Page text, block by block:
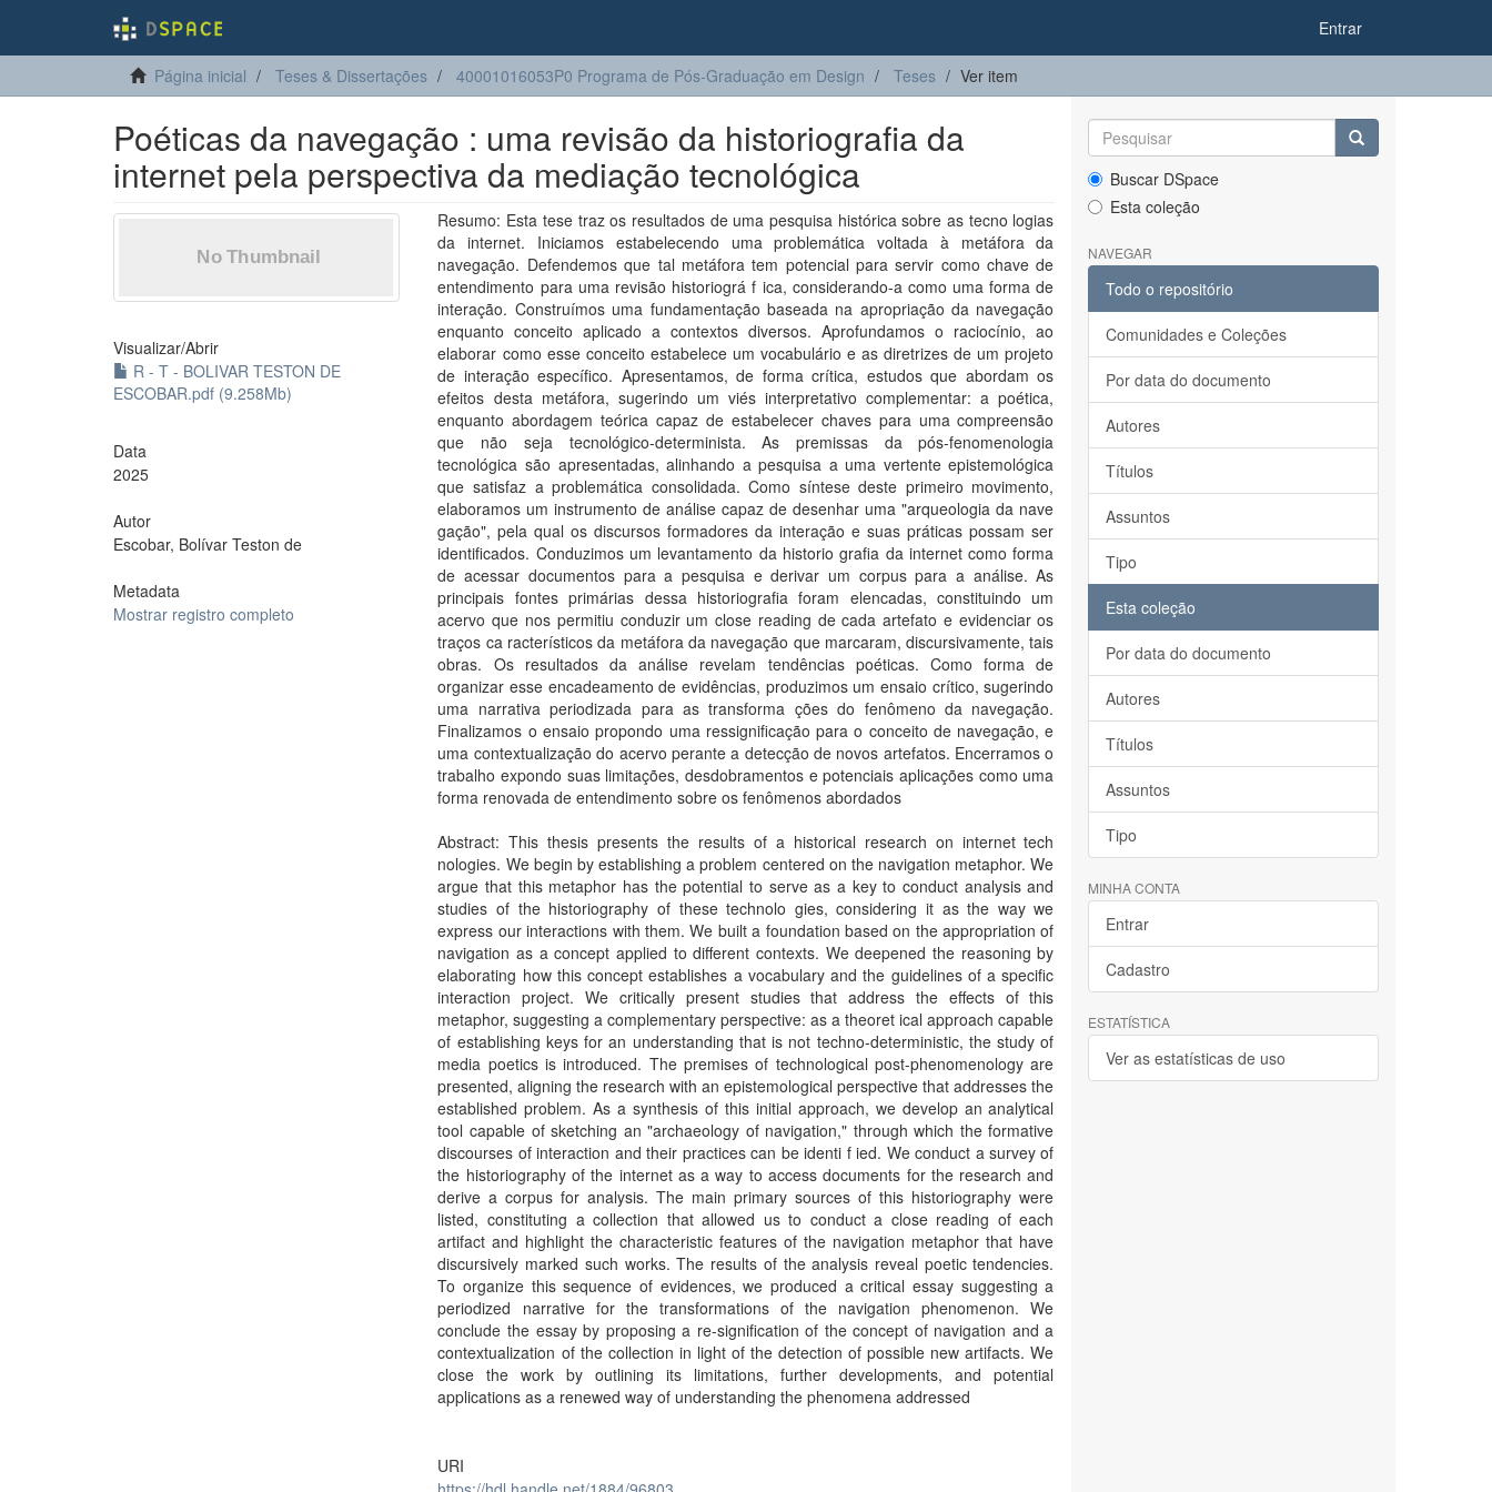
Entrar
Página inicial Teses & Dissertações 40001016053P0 Programa de Pós-Graduação em Design Teses Ver item
Poéticas da navegação : uma revisão da historiografia da
internet pela perspectiva da mediação tecnológica
Visualizar/Abrir
R - T - BOLIVAR TESTON DE
ESCOBAR.pdf (9.258Mb)
Data
2025
Autor
Escobar, Bolívar Teston de
Metadata
Mostrar registro completo
Resumo: Esta tese traz os resultados de uma pesquisa histórica sobre as tecno logias
da internet. Iniciamos estabelecendo uma problemática voltada à metáfora da
navegação. Defendemos que tal metáfora tem potencial para servir como chave de
entendimento para uma revisão historiográ f ica, considerando-a como uma forma de
interação. Construímos uma fundamentação baseada na apropriação da navegação
enquanto conceito aplicado a contextos diversos. Aprofundamos o raciocínio, ao
elaborar como esse conceito estabelece um vocabulário e as diretrizes de um projeto
de interação específico. Apresentamos, de forma crítica, estudos que abordam os
efeitos desta metáfora, sugerindo um viés interpretativo complementar: a poética,
enquanto abordagem teórica capaz de estabelecer chaves para uma compreensão
que não seja tecnológico-determinista. As premissas da pós-fenomenologia
tecnológica são apresentadas, alinhando a pesquisa a uma vertente epistemológica
que satisfaz a problemática consolidada. Como síntese deste primeiro movimento,
elaboramos um instrumento de análise capaz de desenhar uma "arqueologia da nave
gação", pela qual os discursos formadores da interação e suas práticas possam ser
identificados. Conduzimos um levantamento da historio grafia da internet como forma
de acessar documentos para a pesquisa e derivar um corpus para a análise. As
principais fontes primárias dessa historiografia foram elencadas, constituindo um
acervo que nos permitiu conduzir um close reading de cada artefato e evidenciar os
traços ca racterísticos da metáfora da navegação que marcaram, discursivamente, tais
obras. Os resultados da análise revelam tendências poéticas. Como forma de
organizar esse encadeamento de evidências, produzimos um ensaio crítico, sugerindo
uma narrativa periodizada para as transforma ções do fenômeno da navegação.
Finalizamos o ensaio propondo uma ressignificação para o conceito de navegação, e
uma contextualização do acervo perante a detecção de novos artefatos. Encerramos o
trabalho expondo suas limitações, desdobramentos e potenciais aplicações como uma
forma renovada de entendimento sobre os fenômenos abordados
Abstract: This thesis presents the results of a historical research on internet tech
nologies. We begin by establishing a problem centered on the navigation metaphor. We
argue that this metaphor has the potential to serve as a key to conduct analysis and
studies of the historiography of these technolo gies, considering it as the way we
express our interactions with them. We built a foundation based on the appropriation of
navigation as a concept applied to different contexts. We deepened the reasoning by
elaborating how this concept establishes a vocabulary and the guidelines of a specific
interaction project. We critically present studies that address the effects of this
metaphor, suggesting a complementary perspective: as a theoret ical approach capable
of establishing keys for an understanding that is not techno-deterministic, the study of
media poetics is introduced. The premises of technological post-phenomenology are
presented, aligning the research with an epistemological perspective that addresses the
established problem. As a synthesis of this initial approach, we develop an analytical
tool capable of sketching an "archaeology of navigation," through which the formative
discourses of interaction and their practices can be identi f ied. We conduct a survey of
the historiography of the internet as a way to access documents for the research and
derive a corpus for analysis. The main primary sources of this historiography were
listed, constituting a collection that allowed us to conduct a close reading of each
artifact and highlight the characteristic features of the navigation metaphor that have
discursively marked such works. The results of the analysis reveal poetic tendencies.
To organize this sequence of evidences, we produced a critical essay suggesting a
periodized narrative for the transformations of the navigation phenomenon. We
conclude the essay by proposing a re-signification of the concept of navigation and a
contextualization of the collection in light of the detection of possible new artifacts. We
close the work by outlining its limitations, further developments, and potential
applications as a renewed way of understanding the phenomena addressed
URI
Buscar DSpace
Esta coleção
NAVEGAR
Todo o repositório
Comunidades e Coleções
Por data do documento
Autores
Títulos
Assuntos
Tipo
Esta coleção
Por data do documento
Autores
Títulos
Assuntos
Tipo
MINHA CONTA
Entrar
Cadastro
ESTATÍSTICA
Ver as estatísticas de uso